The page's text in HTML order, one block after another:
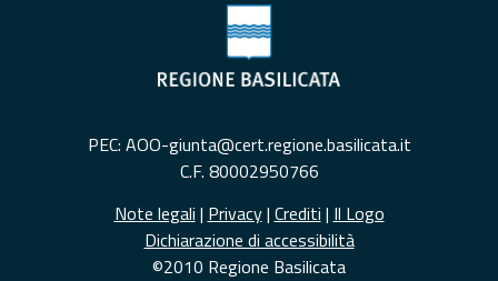
PEC: AOO-giunta@cert.regione.basilicata.it
C.F. 80002950766
Note legali | Privacy| Crediti | Il Logo
Dichiarazione di accessibilità
©2010 Regione Basilicata